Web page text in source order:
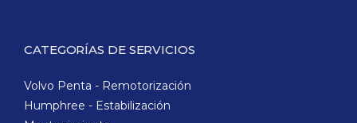
CATEGORÍAS DE SERVICIOS
Volvo Penta - Remotorización
Humphree - Estabilización